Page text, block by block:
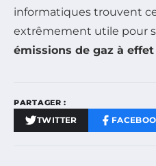
informatiques trouvent
extrêmement utile pour
émissions de gaz à effet
PARTAGER :
TWITTER